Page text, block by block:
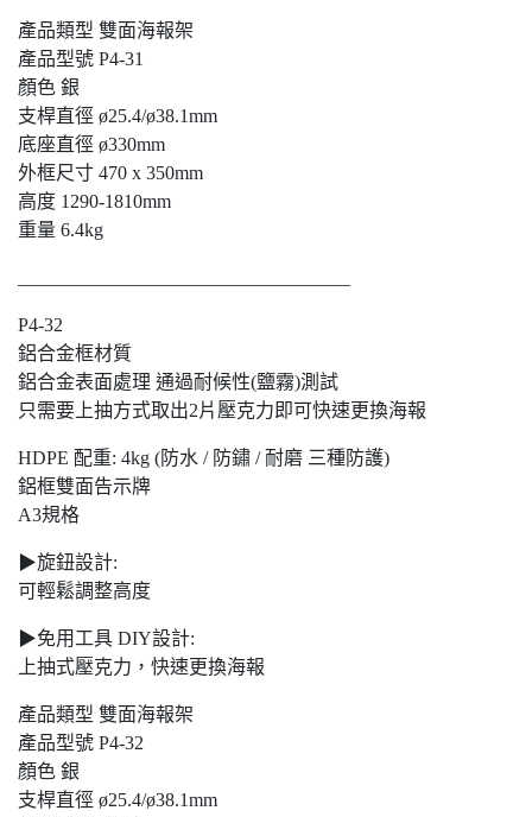
產品類型 雙面海報架
產品型號 P4-31
顏色 銀
支桿直徑 ø25.4/ø38.1mm
底座直徑 ø330mm
外框尺寸 470 x 350mm
高度 1290-1810mm
重量 6.4kg
P4-32
鋁合金框材質
鋁合金表面處理 通過耐候性(鹽霧)測試
只需要上抽方式取出2片壓克力即可快速更換海報
HDPE 配重: 4kg (防水 / 防鏽 / 耐磨 三種防護)
鋁框雙面告示牌
A3規格
▶旋鈕設計:
可輕鬆調整高度
▶免用工具 DIY設計:
上抽式壓克力，快速更換海報
產品類型 雙面海報架
產品型號 P4-32
顏色 銀
支桿直徑 ø25.4/ø38.1mm